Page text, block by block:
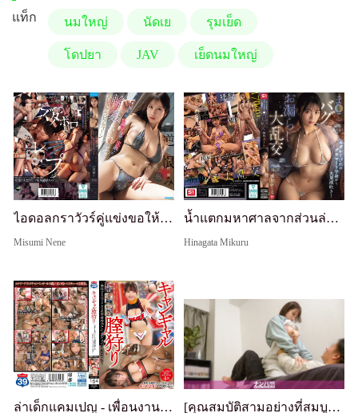
แท็ก นมใหญ่ นัดเย รุมเย็ด
โดปยา JAV เย็ดนมใหญ่
ไอดอลกราวัวร์คู่แข่งขอให้ข่มขืนแก้แค้นเพราะอิจฉาความงามที่ล้นหลามและสไตล์ที่สมบูรณ์แบบ: ราชินีกราวัวร์สวย มิตสึสึมิ เนเน่ ถูกแอบดูและรุมเย็ดในชุดว่ายน้ำลามกระหว่างการถ่ายวิดีโอภาพ
Misumi Nene
น้ำแตกมหาศาลจากส่วนล่างที่สง่างามด้วยเอวสุดขีด! หีรั่วในรุมเย็ดใหญ่ มิคุรุ ฮินากาตะ
Hinagata Mikuru
ล่าเด็กแคมเปญ - เพื่อนงานอีเวนต์ที่ถูกทำให้บ้าไปด้วยการเสร็จและถูกทำให้เสื่อมเสียด้วยน้ำอสุจิที่โหดร้าย [คุณสมบัติสามอย่างที่สมบูรณ์แบบ: บรรยากาศดี ความอ่อนไหวดี นมดี] สาวที่กระตือรือร้นมากเกินไป ตกลงเร็วเกินไป หัวนมแข็งและขยับสะโพก lol เซ็กส์กล้องซ่อนหลังถูกพาไปที่ห้องเย็ดของนักล่าเหยื่อที่ช่ำชอง 446